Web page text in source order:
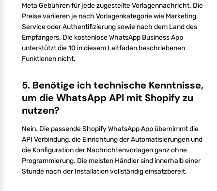
Meta Gebühren für jede zugestellte Vorlagennachricht. Die
Preise variieren je nach Vorlagenkategorie wie Marketing,
Service oder Authentifizierung sowie nach dem Land des
Empfängers. Die kostenlose WhatsApp Business App
unterstützt die 10 in diesem Leitfaden beschriebenen
Funktionen nicht.
5. Benötige ich technische Kenntnisse,
um die WhatsApp API mit Shopify zu
nutzen?
Nein. Die passende Shopify WhatsApp App übernimmt die
API Verbindung, die Einrichtung der Automatisierungen und
die Konfiguration der Nachrichtenvorlagen ganz ohne
Programmierung. Die meisten Händler sind innerhalb einer
Stunde nach der Installation vollständig einsatzbereit.